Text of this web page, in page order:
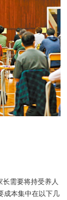
长需要将持受养人
成本集中在以下几